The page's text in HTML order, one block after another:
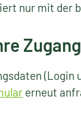
nur mit der
erneut